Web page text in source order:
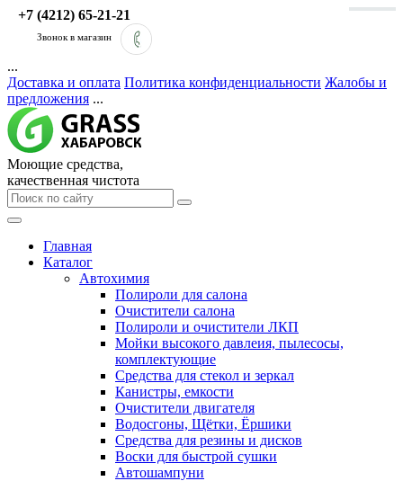
+7 (4212) 65-21-21
Звонок в магазин
...
Доставка и оплата Политика конфиденциальности Жалобы и
предложения ...
Моющие средства,
качественная чистота
Главная
Каталог
Автохимия
Полироли для салона
Очистители салона
Полироли и очистители ЛКП
Мойки высокого давлеия, пылесосы,
комплектующие
Средства для стекол и зеркал
Канистры, емкости
Очистители двигателя
Водосгоны, Щётки, Ёршики
Средства для резины и дисков
Воски для быстрой сушки
Автошампуни